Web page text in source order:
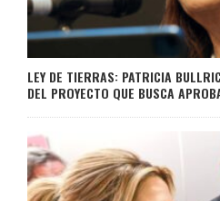
LEY DE TIERRAS: PATRICIA
DEL PROYECTO QUE BUSCA